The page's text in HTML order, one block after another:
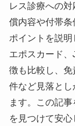
レス診療への
償内容や付帯
ポイントを説明
エポスカード
徴も比較し、
件など見落と
ます。この記
を見つけて安心